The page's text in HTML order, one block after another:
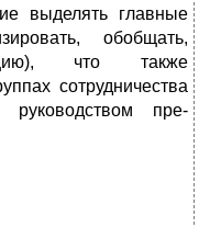
выделять главные
обобщать,
что также
сотрудничества
руководством пре­